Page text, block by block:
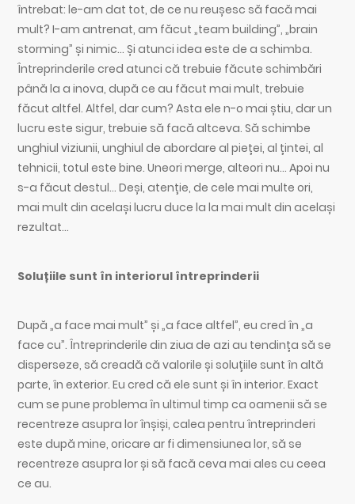
întrebat: le-am dat tot, de ce nu reușesc să facă mai
mult? I-am antrenat, am făcut „team building”, „brain
storming” și nimic… Și atunci idea este de a schimba.
Întreprinderile cred atunci că trebuie făcute schimbări
până la a inova, după ce au făcut mai mult, trebuie
făcut altfel. Altfel, dar cum? Asta ele n-o mai știu, dar un
lucru este sigur, trebuie să facă altceva. Să schimbe
unghiul viziunii, unghiul de abordare al pieței, al țintei, al
tehnicii, totul este bine. Uneori merge, alteori nu… Apoi nu
s-a făcut destul… Deși, atenție, de cele mai multe ori,
mai mult din același lucru duce la la mai mult din același
rezultat…
Soluțiile sunt în interiorul întreprinderii
După „a face mai mult” și „a face altfel”, eu cred în „a
face cu”. Întreprinderile din ziua de azi au tendința să se
disperseze, să creadă că valorile și soluțiile sunt în altă
parte, în exterior. Eu cred că ele sunt și în interior. Exact
cum se pune problema în ultimul timp ca oamenii să se
recentreze asupra lor înșiși, calea pentru întreprinderi
este după mine, oricare ar fi dimensiunea lor, să se
recentreze asupra lor și să facă ceva mai ales cu ceea
ce au.